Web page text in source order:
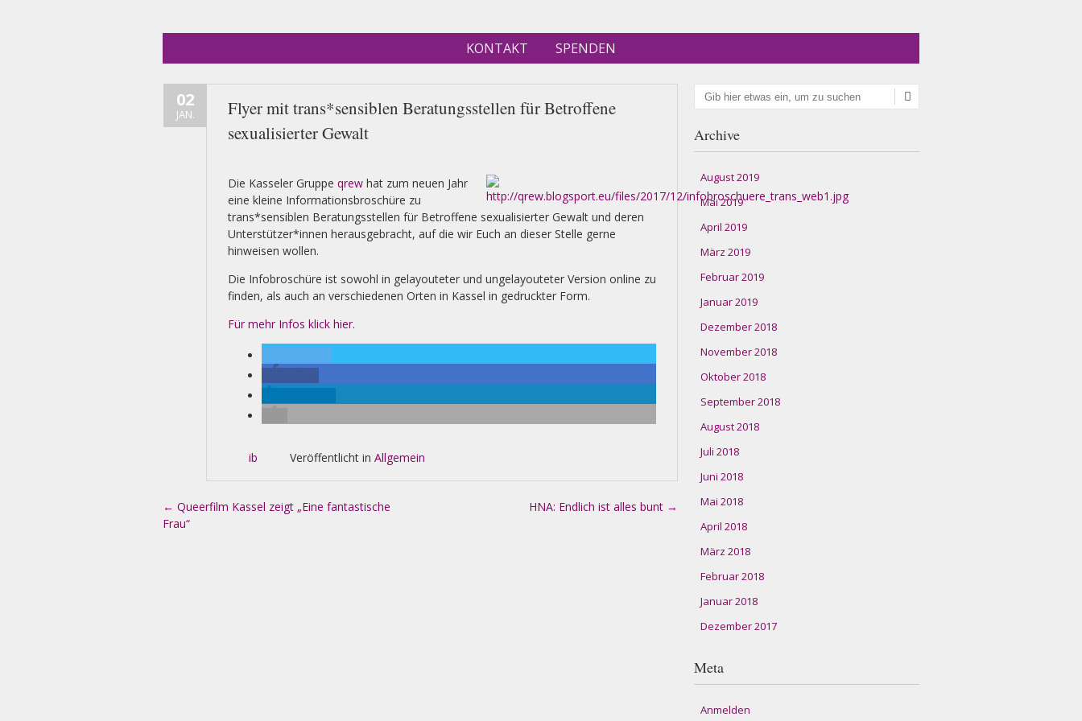
KONTAKT SPENDEN
02
JAN.
Flyer mit trans*sensiblen Beratungsstellen für Betroffene
sexualisierter Gewalt
Die Kasseler Gruppe qrewhat zum neuen Jahr
eine kleine Informationsbroschüre zu
trans*sensiblen Beratungsstellen für Betroffene sexualisierter Gewalt und deren
Unterstützer*innen herausgebracht, auf die wir Euch an dieser Stelle gerne
hinweisen wollen.
Die Infobroschüre ist sowohl in gelayouteter und ungelayouteter Version online zu
finden, als auch an verschiedenen Orten in Kassel in gedruckter Form.
Für mehr Infos klick hier.
ib Veröffentlicht in Allgemein
Artikel-Navigation
← Queerfilm Kassel zeigt „Eine fantastische
Frau“
HNA: Endlich ist alles bunt →
Suchen
Archive
August 2019
Mai 2019
April 2019
März 2019
Februar 2019
Januar 2019
Dezember 2018
November 2018
Oktober 2018
September 2018
August 2018
Juli 2018
Juni 2018
Mai 2018
April 2018
März 2018
Februar 2018
Januar 2018
Dezember 2017
Meta
Anmelden